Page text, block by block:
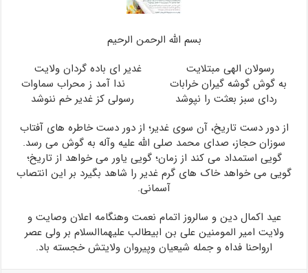
بسم الله الرحمن الرحیم
رسولان الهی مبتلایت غدیر ای باده ‏گردان ولایت
به گوش گوشه ‏گیران خرابات ندا آمد ز محراب سماوات
ردای سبز بعثت را نپوشد رسولی کز غدیر خم ننوشد
از دور دست تاریخ، آن سوى غدیر؛ از دور دست خاطره هاى آفتاب
سوزان حجاز، صداى محمد صلى ‏الله‏ علیه ‏و‏آله به گوش مى ‏رسد.
گویى استمداد می کند از زمان؛ گویى یاور مى‏ خواهد از تاریخ؛
گویى مى‏ خواهد خاک ‏هاى گرم غدیر را شاهد بگیرد بر این انتصاب
آسمانى.
عید اکمال دین و سالروز اتمام نعمت وهنگامه اعلان وصایت و
ولایت امیر المومنین علی بن ابیطالب علیهماالسلام بر ولی عصر
ارواحنا فداه و جمله شیعیان وپیروان ولایتش خجسته باد.